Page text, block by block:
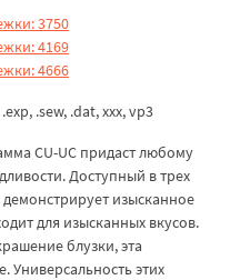
3750
4169
4666
.sew, .dat, xxx, vp3
CU-UC придаст любому
Доступный в трех
изысканное
для изысканных вкусов.
блузки, эта
Универсальность этих